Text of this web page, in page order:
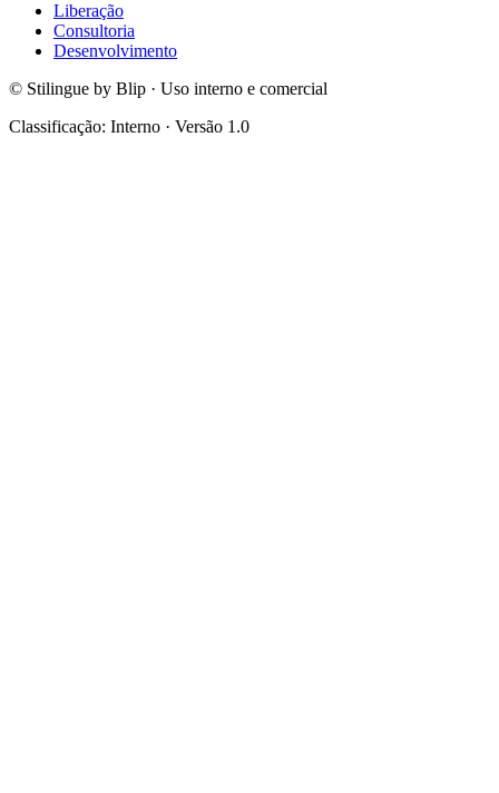
Liberação
Consultoria
Desenvolvimento
© Stilingue by Blip · Uso interno e comercial
Classificação: Interno · Versão 1.0